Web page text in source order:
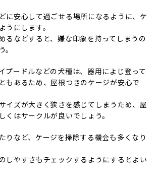
に安心して過ごせる場所になるように、ケ
うにします。
るなどすると、嫌な印象を持ってしまうの
プードルなどの犬種は、器用によじ登って
もあるため、屋根つきのケージが安心で
イズが大きく狭さを感じてしまうため、屋
くはサークルが良いでしょう。
りなど、ケージを掃除する機会も多くなり
しやすさもチェックするようにするとよい